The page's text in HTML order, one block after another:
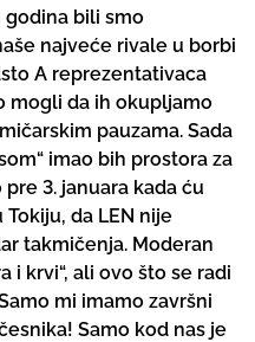
godina bili smo
najveće rivale u borbi
A reprezentativaca
mogli da ih okupljamo
pauzama. Sada
imao bih prostora za
3. januara kada ću
da LEN nije
takmičenja. Moderan
i krvi“, ali ovo što se radi
mi imamo završni
Samo kod nas je